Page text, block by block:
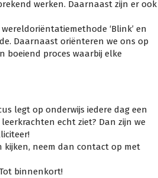
werken. Daarnaast zijn er ook
‘Blink’ en
Daarnaast oriënteren we ons op
boeiend proces waarbij elke
legt op onderwijs iedere dag een
echt ziet? Dan zijn we
kijken, neem dan contact op met
binnenkort!